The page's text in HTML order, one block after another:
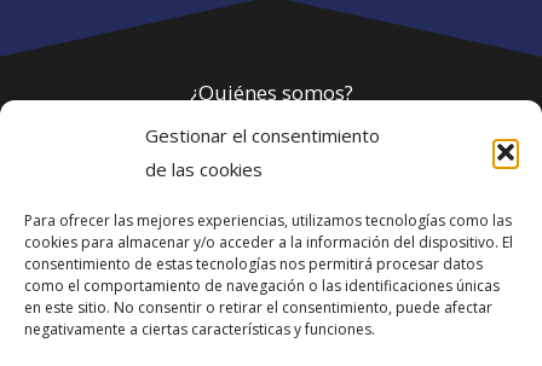
Gestionar el consentimiento
de las cookies
Para ofrecer las mejores experiencias, utilizamos tecnologías como las
cookies para almacenar y/o acceder a la información del dispositivo. El
consentimiento de estas tecnologías nos permitirá procesar datos
como el comportamiento de navegación o las identificaciones únicas
en este sitio. No consentir o retirar el consentimiento, puede afectar
negativamente a ciertas características y funciones.
¿Quiénes somos?
Política de privacidad
Webmaster
soporte@fotosdlahabana.com
Nuestro e-mail: